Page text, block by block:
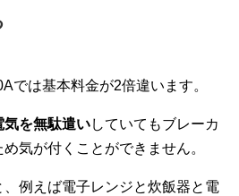
では基本料金が2倍違います。
気を無駄遣いしていてもブレーカ
気が付くことができません。
例えば電子レンジと炊飯器と電